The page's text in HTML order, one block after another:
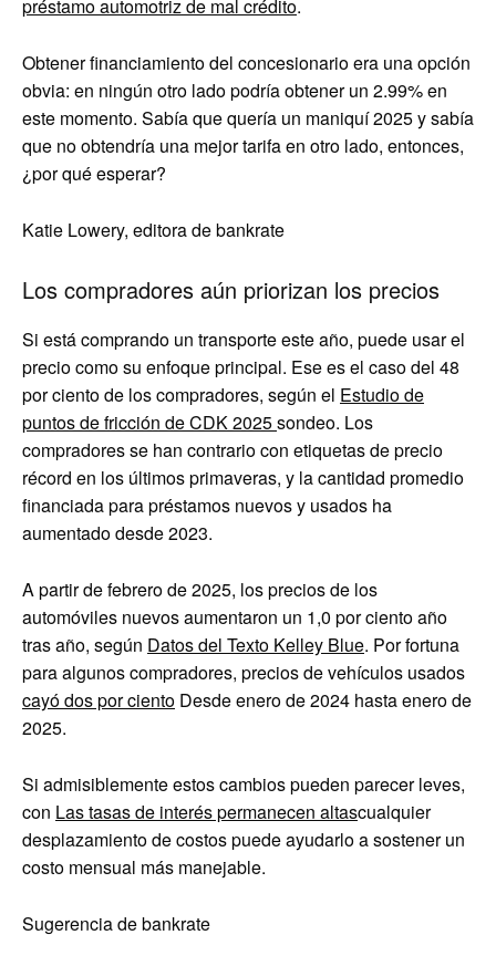
préstamo automotriz de mal crédito.
Obtener financiamiento del concesionario era una opción
obvia: en ningún otro lado podría obtener un 2.99% en
este momento. Sabía que quería un maniquí 2025 y sabía
que no obtendría una mejor tarifa en otro lado, entonces,
¿por qué esperar?
Katie Lowery, editora de bankrate
Los compradores aún priorizan los precios
Si está comprando un transporte este año, puede usar el
precio como su enfoque principal. Ese es el caso del 48
por ciento de los compradores, según el Estudio de
puntos de fricción de CDK 2025sondeo. Los
compradores se han contrario con etiquetas de precio
récord en los últimos primaveras, y la cantidad promedio
financiada para préstamos nuevos y usados ​​ha
aumentado desde 2023.
A partir de febrero de 2025, los precios de los
automóviles nuevos aumentaron un 1,0 por ciento año
tras año, según Datos del Texto Kelley Blue. Por fortuna
para algunos compradores, precios de vehículos usados
cayó dos por ciento Desde enero de 2024 hasta enero de
2025.
Si admisiblemente estos cambios pueden parecer leves,
con Las tasas de interés permanecen altascualquier
desplazamiento de costos puede ayudarlo a sostener un
costo mensual más manejable.
Sugerencia de bankrate